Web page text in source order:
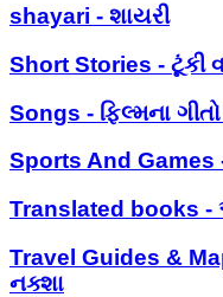
shayari - શાયરી
Short Stories - ટૂંકી
Songs - ફિલ્મના
Sports And
Translated books -
Travel Guides &
નક્શા